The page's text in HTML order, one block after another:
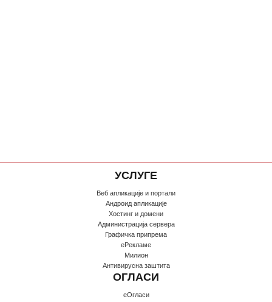
УСЛУГЕ
Веб апликације и портали
Андроид апликације
Хостинг и домени
Администрација сервера
Графичка припрема
еРекламе
Милион
Антивирусна заштита
ОГЛАСИ
еОгласи